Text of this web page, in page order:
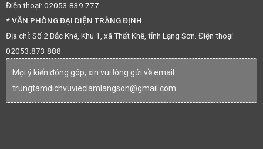
Điện thoại: 02053.839.777
* VĂN PHÒNG ĐẠI DIỆN TRÀNG ĐỊNH
Địa chỉ: Số 2 Bắc Khê, Khu 1, xã Thất Khê, tỉnh Lạng Sơn. Điện thoại:
02053.873.888
Mọi ý kiến đóng góp, xin vui lòng gửi về email:
trungtamdichvuvieclamlangson@gmail.com